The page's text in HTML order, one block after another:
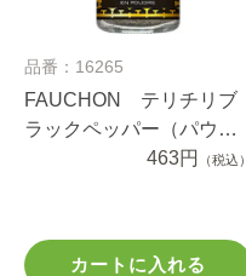
品番：16265
FAUCHON テリチリブ
ラックペッパー（パウダ
463円 （税込）
カートに入れる